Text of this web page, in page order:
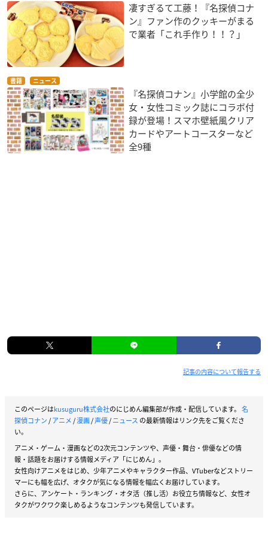
凄すぎるて工藤！『名探偵コナ
ン』ファン作のクッキーがまる
で業者「これ手作り！！？」
書籍 ニュース
『名探偵コナン』小学館の全少
女・女性コミック誌にコラボ付
録が登場！スマホ壁紙風クリア
カードやアートコースターなど
全9種
記事の内容について報告する
このページはkusuguru株式会社のにじめん編集部が作成・配信しています。 名
探偵コナン/アニメ/漫画/声優/ニュース の最新情報はリンク先をご覧くださ
い。
アニメ・ゲーム・漫画などの2次元コンテンツや、声優・舞台・俳優などの情
報・話題をお届けする情報メディア「にじめん」。
女性向けアニメをはじめ、少年アニメやキャラクター作品、VTuberなどストリー
マーにも幅を広げ、オタクが気になる情報を幅広くお届けしています。
さらに、アンケート・ランキング・オタ活（推し活）お役立ち情報など、女性オ
タクがワクワク楽しめるようなコンテンツも発信しています。